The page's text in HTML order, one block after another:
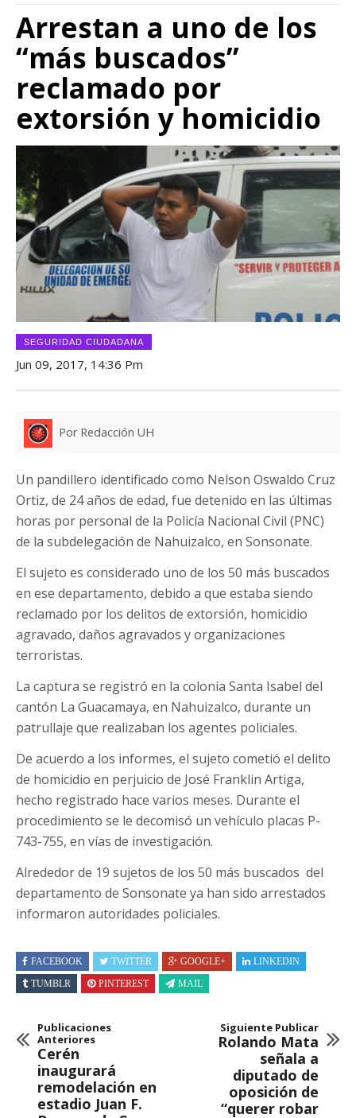
Arrestan a uno de los
“más buscados”
reclamado por
extorsión y homicidio
SEGURIDAD CIUDADANA
Jun 09, 2017, 14:36 Pm
Por Redacción UH
Un pandillero identificado como Nelson Oswaldo Cruz
Ortiz, de 24 años de edad, fue detenido en las últimas
horas por personal de la Policía Nacional Civil (PNC)
de la subdelegación de Nahuizalco, en Sonsonate.
El sujeto es considerado uno de los 50 más buscados
en ese departamento, debido a que estaba siendo
reclamado por los delitos de extorsión, homicidio
agravado, daños agravados y organizaciones
terroristas.
La captura se registró en la colonia Santa Isabel del
cantón La Guacamaya, en Nahuizalco, durante un
patrullaje que realizaban los agentes policiales.
De acuerdo a los informes, el sujeto cometió el delito
de homicidio en perjuicio de José Franklin Artiga,
hecho registrado hace varios meses. Durante el
procedimiento se le decomisó un vehículo placas P-
743-755, en vías de investigación.
Alrededor de 19 sujetos de los 50 más buscados del
departamento de Sonsonate ya han sido arrestados
informaron autoridades policiales.
FACEBOOK TWITTER GOOGLE+
LINKEDIN
TUMBLR
PINTEREST MAIL
Publicaciones
Anteriores
Cerén
inaugurará
remodelación en
estadio Juan F.
Siguiente Publicar
Rolando Mata
señala a
diputado de
oposición de
“querer robar